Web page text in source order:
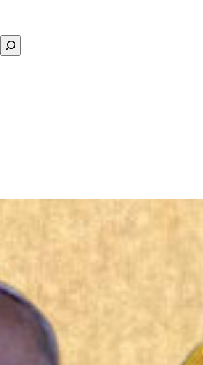
Rechercher